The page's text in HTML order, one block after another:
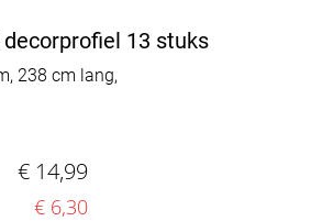
13 stuks
238 cm lang,
€ 14,99
€ 6,30